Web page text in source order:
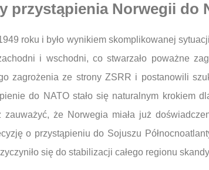
przystąpienia Norwegii do
roku i było wynikiem skomplikowanej
i wschodni, co stwarzało poważne
zagrożenia ze strony ZSRR i postanowili
do NATO stało się naturalnym krokiem
że Norwegia miała już
o przystąpieniu do Sojuszu
się do stabilizacji całego regionu